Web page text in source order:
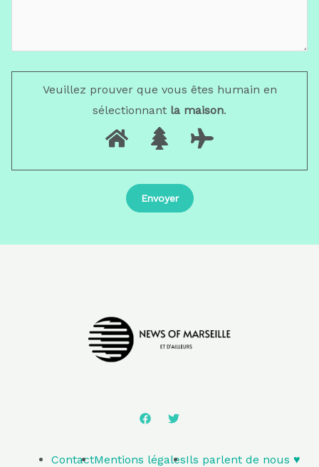
Veuillez prouver que vous êtes humain en
sélectionnant la maison.
ContactMentions légalesIls parlent de nous ♥️